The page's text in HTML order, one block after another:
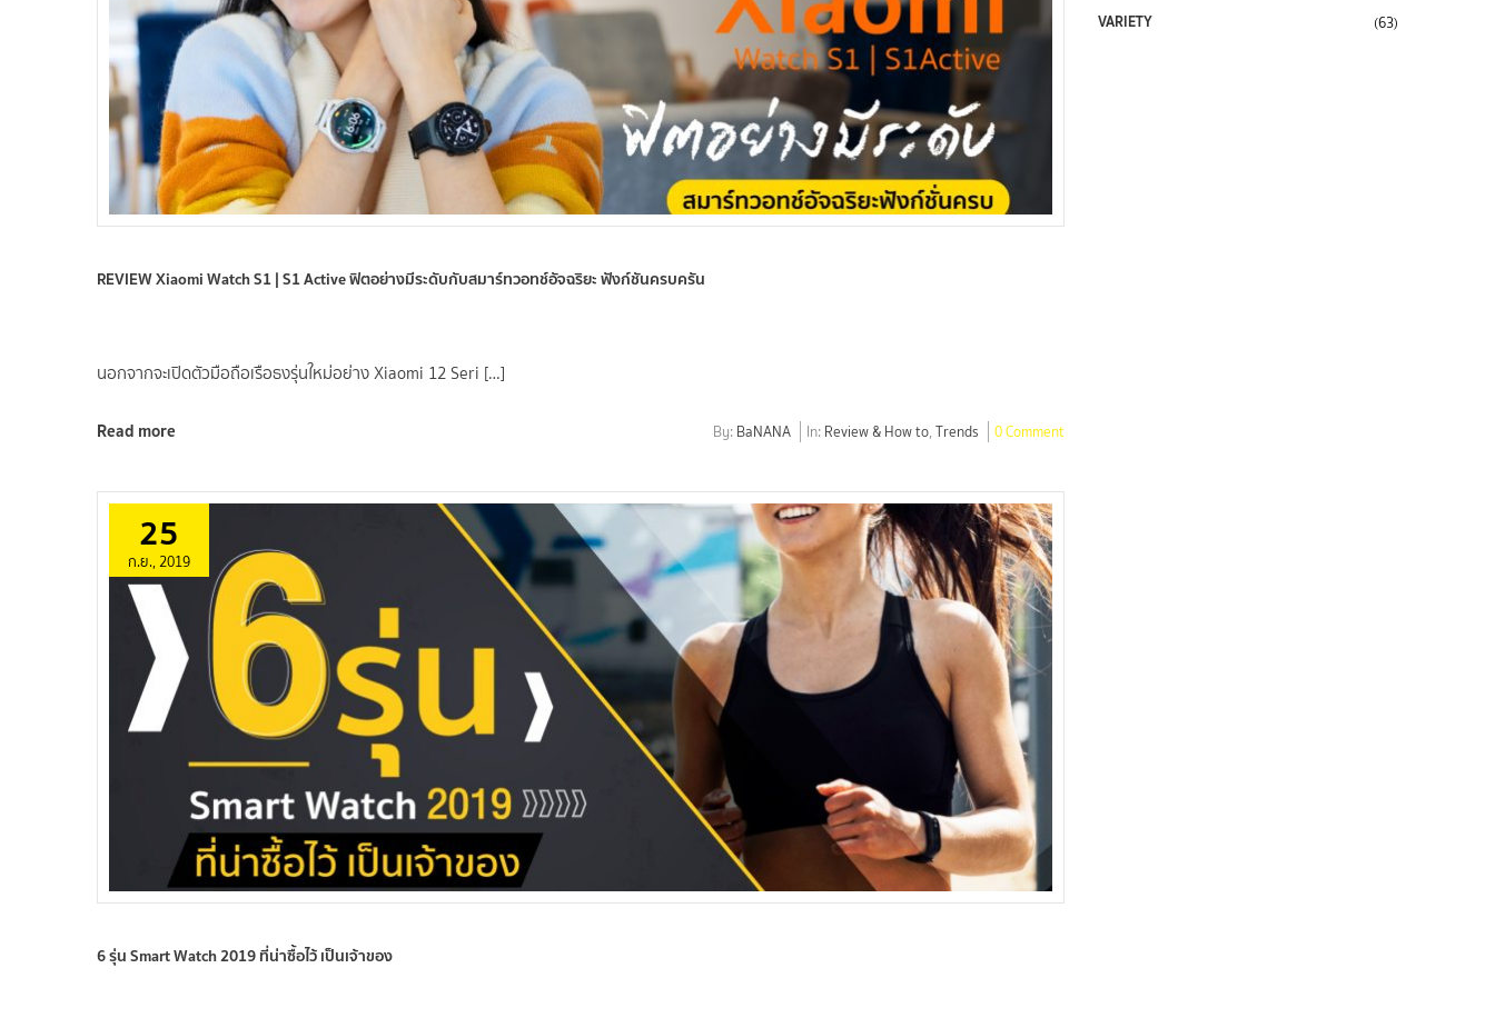
REVIEW Xiaomi Watch S1 | S1 Active ฟิตอย่างมีระดับกับสมาร์ทวอทช์อัจฉริยะ ฟังก์ชันครบครัน
นอกจากจะเปิดตัวมือถือเรือธงรุ่นใหม่อย่าง Xiaomi 12 Seri […]
Read more By: BaNANA In: Review & How to, Trends 0 Comment
25
ก.ย., 2019
6 รุ่น Smart Watch 2019 ที่น่าซื้อไว้ เป็นเจ้าของ
VARIETY (63)